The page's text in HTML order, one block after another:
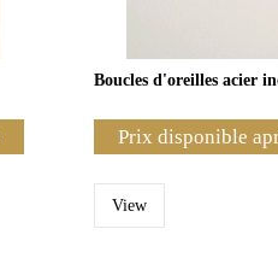
Boucles d'oreilles acier
Prix disponible
View